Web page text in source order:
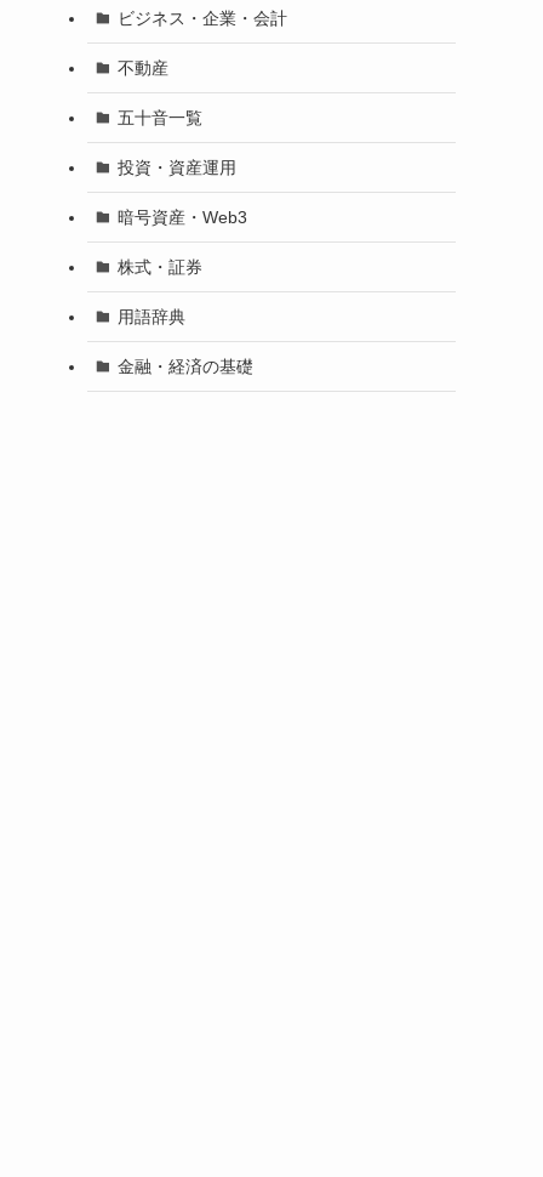
ビジネス・企業・会計
不動産
五十音一覧
投資・資産運用
暗号資産・Web3
株式・証券
用語辞典
金融・経済の基礎